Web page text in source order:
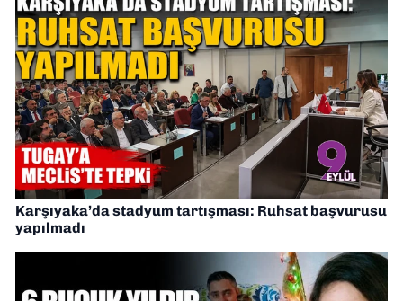
Karşıyaka’da stadyum tartışması: Ruhsat başvurusu
yapılmadı